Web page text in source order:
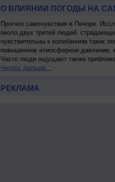
О ВЛИЯНИИ ПОГОДЫ НА
Прогноз самочувствия в Печоре.
около двух третей людей,
чувствительны к колебаниям таких
повышенное атмосферное давление,
Часто люди ощущают также
Читать дальше...
РЕКЛАМА